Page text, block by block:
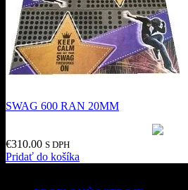
SWAG 600 RAN 20MM
€310.00 S DPH
Pridať do košíka